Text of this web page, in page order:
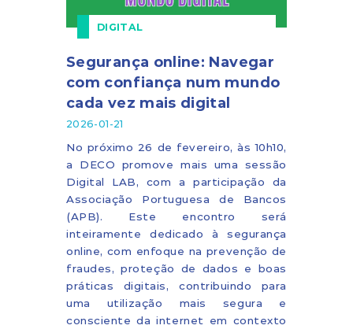
DIGITAL
Segurança online: Navegar
com confiança num mundo
cada vez mais digital
2026-01-21
No próximo 26 de fevereiro, às 10h10,
a DECO promove mais uma sessão
Digital LAB, com a participação da
Associação Portuguesa de Bancos
(APB). Este encontro será
inteiramente dedicado à segurança
online, com enfoque na prevenção de
fraudes, proteção de dados e boas
práticas digitais, contribuindo para
uma utilização mais segura e
consciente da internet em contexto